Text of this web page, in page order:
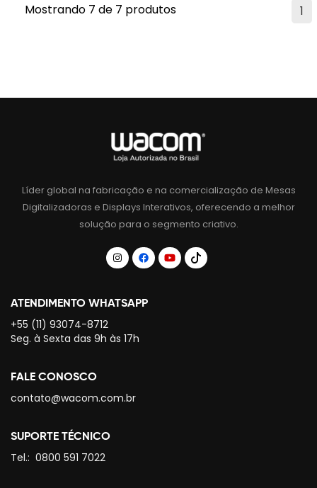
1
Mostrando 7 de 7 produtos
Líder global na fabricação e na comercialização de Mesas
Digitalizadoras e Displays Interativos, oferecendo a melhor
solução para o segmento criativo.
ATENDIMENTO WHATSAPP
+55 (11) 93074-8712
Seg. à Sexta das 9h às 17h
FALE CONOSCO
contato@wacom.com.br
SUPORTE TÉCNICO
Tel.: 0800 591 7022